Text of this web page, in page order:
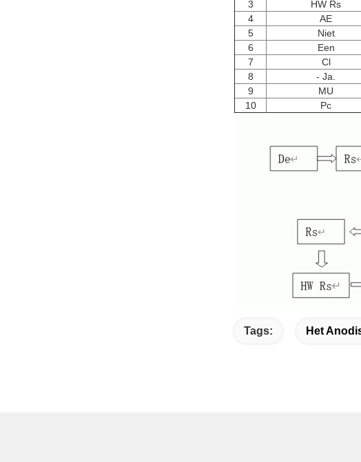
3
HW Rs
4
AE
5
Niet
6
Een
7
Cl
8
- Ja.
9
MU
10
Pc
Tags: Het